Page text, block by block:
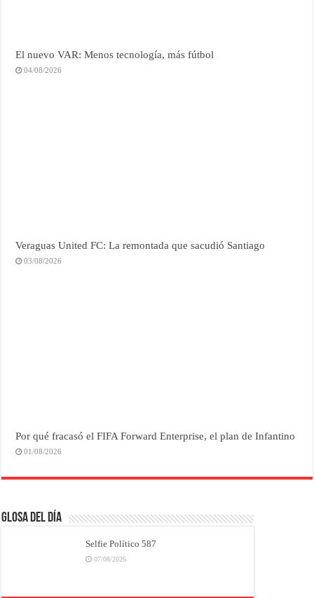
El nuevo VAR: Menos tecnología, más fútbol
04/08/2026
Veraguas United FC: La remontada que sacudió Santiago
03/08/2026
Por qué fracasó el FIFA Forward Enterprise, el plan de Infantino
01/08/2026
Glosa del Día
Selfie Político 587
07/08/2026